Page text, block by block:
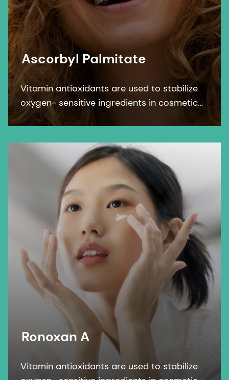
Ascorbyl Palmitate
Vitamin antioxidants are used to stabilize
oxygen- sensitive ingredients in cosmetic
formulations. Ascorbyl Palmitate protects
Ronoxan A
Vitamin antioxidants are used to stabilize